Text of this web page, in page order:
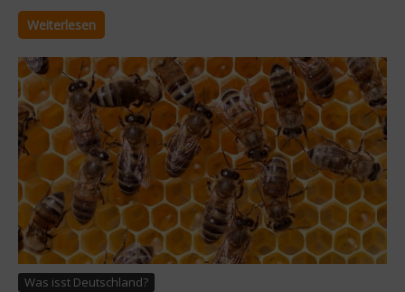
Weiterlesen
Was isst Deutschland?